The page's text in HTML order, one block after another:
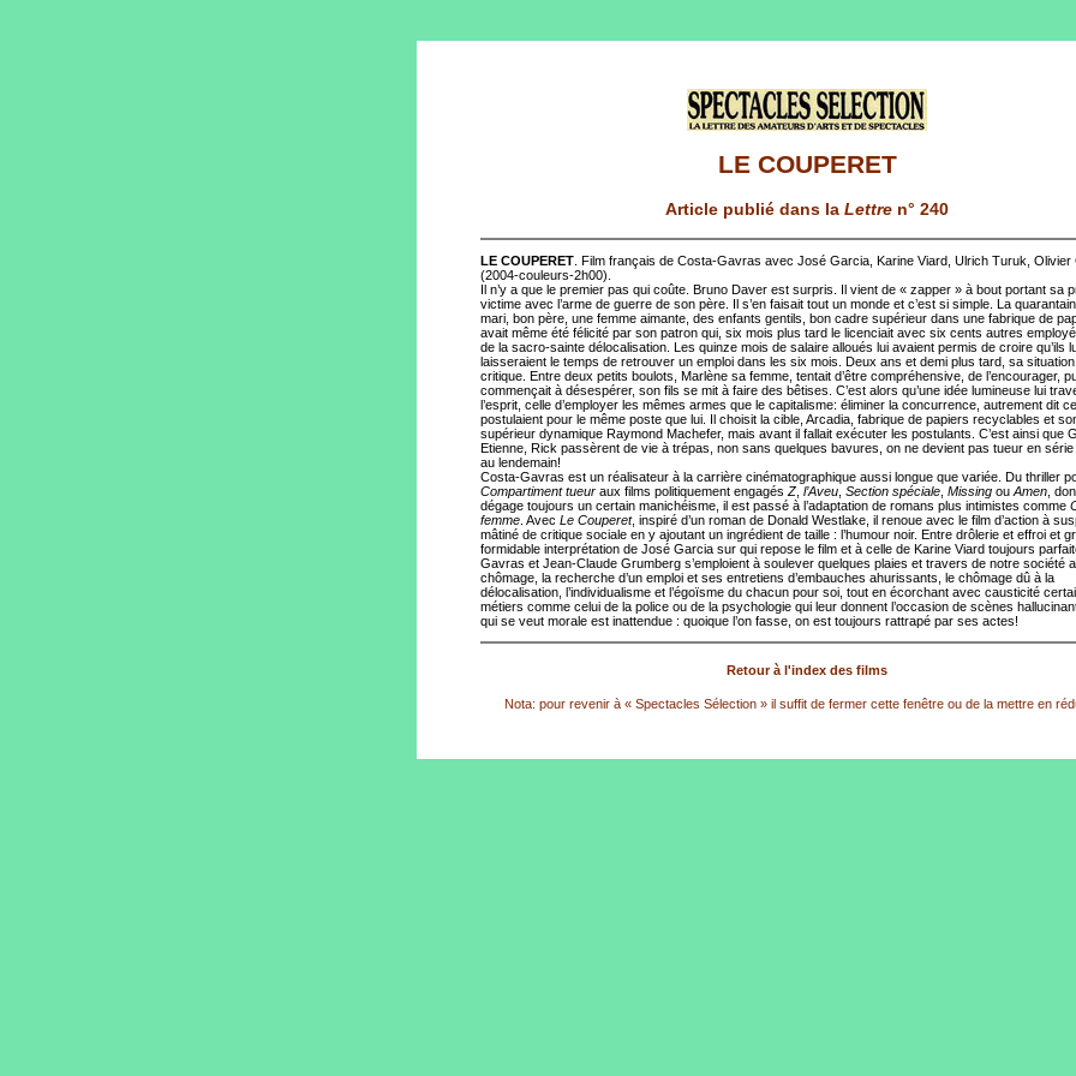
LE COUPERET
Article publié dans la Lettre n° 240
LE COUPERET . Film français de Costa-Gavras avec José Garcia, Karine Viard, Ulrich Turuk, Olivier
(2004-couleurs-2h00).
Il n’y a que le premier pas qui coûte. Bruno Daver est surpris. Il vient de « zapper » à bout portant sa
victime avec l’arme de guerre de son père. Il s’en faisait tout un monde et c’est si simple. La
mari, bon père, une femme aimante, des enfants gentils, bon cadre supérieur dans une fabrique de
avait même été félicité par son patron qui, six mois plus tard le licenciait avec six cents autres
de la sacro-sainte délocalisation. Les quinze mois de salaire alloués lui avaient permis de croire qu’ils
laisseraient le temps de retrouver un emploi dans les six mois. Deux ans et demi plus tard, sa
critique. Entre deux petits boulots, Marlène sa femme, tentait d’être compréhensive, de l’encourager,
commençait à désespérer, son fils se mit à faire des bêtises. C’est alors qu’une idée lumineuse lui
l’esprit, celle d’employer les mêmes armes que le capitalisme: éliminer la concurrence, autrement dit
postulaient pour le même poste que lui. Il choisit la cible, Arcadia, fabrique de papiers recyclables et
supérieur dynamique Raymond Machefer, mais avant il fallait exécuter les postulants. C’est ainsi que
Etienne, Rick passèrent de vie à trépas, non sans quelques bavures, on ne devient pas tueur en série
au lendemain!
Costa-Gavras est un réalisateur à la carrière cinématographique aussi longue que variée. Du thriller
Compartiment tueur aux films politiquement engagés Z l’Aveu Section spéciale Missing ou Amen ,
dégage toujours un certain manichéisme, il est passé à l’adaptation de romans plus intimistes comme
femme . Avec Le Couperet, inspiré d’un roman de Donald Westlake, il renoue avec le film d’action à
mâtiné de critique sociale en y ajoutant un ingrédient de taille : l’humour noir. Entre drôlerie et effroi et
formidable interprétation de José Garcia sur qui repose le film et à celle de Karine Viard toujours
Gavras et Jean-Claude Grumberg s’emploient à soulever quelques plaies et travers de notre société
chômage, la recherche d’un emploi et ses entretiens d’embauches ahurissants, le chômage dû à la
délocalisation, l’individualisme et l’égoïsme du chacun pour soi, tout en écorchant avec causticité
métiers comme celui de la police ou de la psychologie qui leur donnent l’occasion de scènes
qui se veut morale est inattendue : quoique l’on fasse, on est toujours rattrapé par ses actes!
Retour à l'index des films
Nota: pour revenir à « Spectacles Sélection » il suffit de fermer cette fenêtre ou de la mettre en